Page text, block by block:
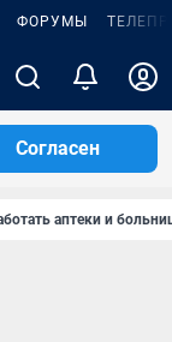
ФОРУМЫ
Согласен
аптеки и